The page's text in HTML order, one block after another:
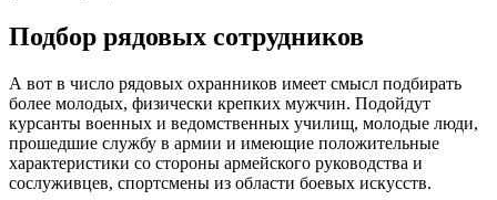
Подбор рядовых сотрудников
А вот в число рядовых охранников имеет смысл подбирать
более молодых, физически крепких мужчин. Подойдут
курсанты военных и ведомственных училищ, молодые люди,
прошедшие службу в армии и имеющие положительные
характеристики со стороны армейского руководства и
сослуживцев, спортсмены из области боевых искусств.